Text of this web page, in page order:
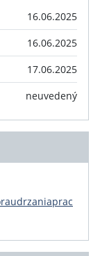
16.06.2025
16.06.2025
17.06.2025
neuvedený